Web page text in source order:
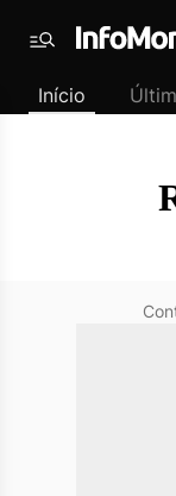
Padrão
Últimas
Menu
Início